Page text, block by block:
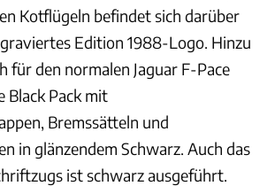
Kotflügeln befindet sich darüber
Edition 1988-Logo. Hinzu
für den normalen Jaguar F-Pace
Black Pack mit
Bremssätteln und
in glänzendem Schwarz. Auch das
ist schwarz ausgeführt.